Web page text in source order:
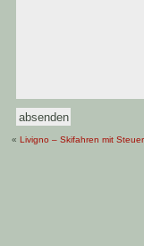
« Livigno – Skifahren mit